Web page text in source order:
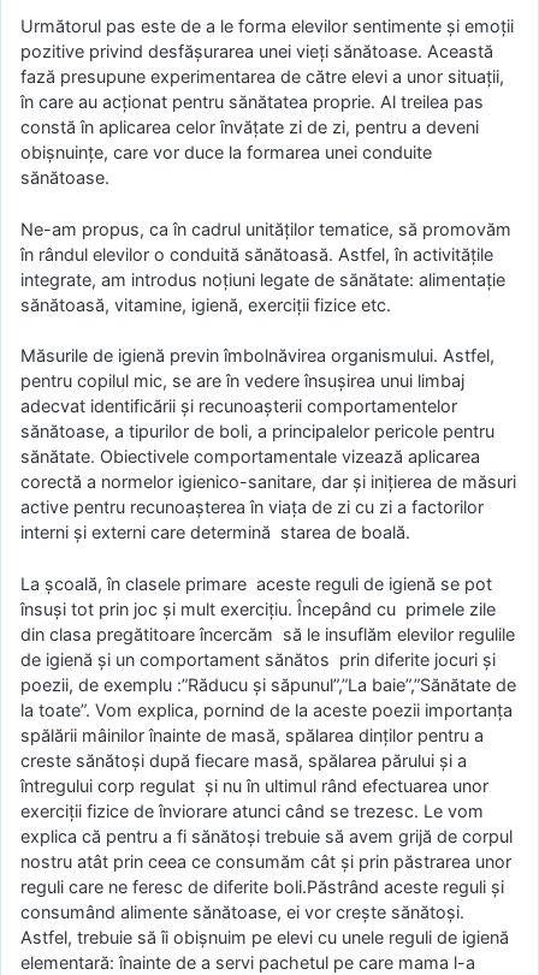
Următorul pas este de a le forma elevilor sentimente și emoții
pozitive privind desfășurarea unei vieți sănătoase. Această
fază presupune experimentarea de către elevi a unor situații,
în care au acționat pentru sănătatea proprie. Al treilea pas
constă în aplicarea celor învățate zi de zi, pentru a deveni
obișnuințe, care vor duce la formarea unei conduite
sănătoase.
Ne-am propus, ca în cadrul unităților tematice, să promovăm
în rândul elevilor o conduită sănătoasă. Astfel, în activitățile
integrate, am introdus noțiuni legate de sănătate: alimentație
sănătoasă, vitamine, igienă, exerciții fizice etc.
Măsurile de igienă previn îmbolnăvirea organismului. Astfel,
pentru copilul mic, se are în vedere însuşirea unui limbaj
adecvat identificării şi recunoaşterii comportamentelor
sănătoase, a tipurilor de boli, a principalelor pericole pentru
sănătate. Obiectivele comportamentale vizează aplicarea
corectă a normelor igienico-sanitare, dar şi iniţierea de măsuri
active pentru recunoaşterea în viaţa de zi cu zi a factorilor
interni şi externi care determină starea de boală.
La şcoală, în clasele primare aceste reguli de igienă se pot
însuşi tot prin joc şi mult exerciţiu. Începând cu primele zile
din clasa pregătitoare încercăm să le insuflăm elevilor regulile
de igienă şi un comportament sănătos prin diferite jocuri şi
poezii, de exemplu :”Răducu şi săpunul”,”La baie”,”Sănătate de
la toate”. Vom explica, pornind de la aceste poezii importanţa
spălării mâinilor înainte de masă, spălarea dinţilor pentru a
creste sănătoşi după fiecare masă, spălarea părului şi a
întregului corp regulat şi nu în ultimul rând efectuarea unor
exerciţii fizice de înviorare atunci când se trezesc. Le vom
explica că pentru a fi sănătoşi trebuie să avem grijă de corpul
nostru atât prin ceea ce consumăm cât şi prin păstrarea unor
reguli care ne feresc de diferite boli.Păstrând aceste reguli şi
consumând alimente sănătoase, ei vor creşte sănătoşi.
Astfel, trebuie să îi obişnuim pe elevi cu unele reguli de igienă
elementară: înainte de a servi pachetul pe care mama l-a